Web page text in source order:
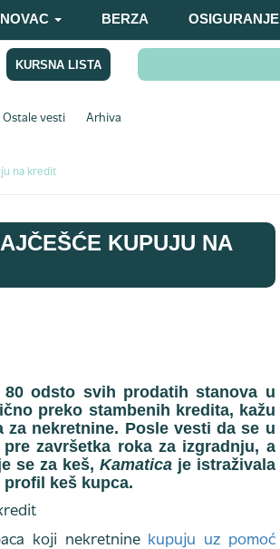
NOVAC BERZA OSIGURANJE
KURSNA LISTA
Ostale vesti Arhiva
na kredit
KUPUJU NA
odsto svih prodatih stanova u
preko stambenih kredita, kažu
nekretnine. Posle vesti da se u
završetka roka za izgradnju, a
se za keš, Kamaticaje istraživala
keš kupca.
koji nekretnine
kupuju uz pomoć